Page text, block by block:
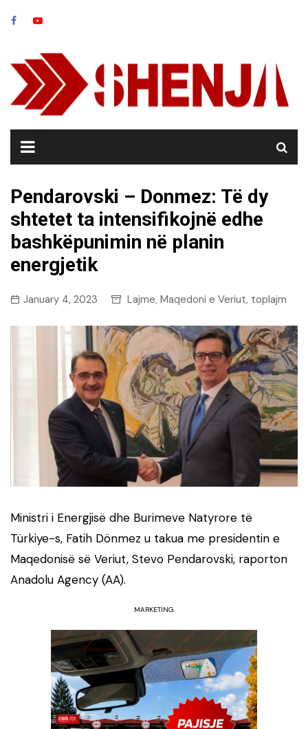
Pendarovski – Donmez: Të dy
shtetet ta intensifikojnë edhe
bashkëpunimin në planin
energjetik
January 4, 2023 Lajme, Maqedoni e Veriut, toplajm
Ministri i Energjisë dhe Burimeve Natyrore të
Türkiye-s, Fatih Dönmez u takua me presidentin e
Maqedonisë së Veriut, Stevo Pendarovski, raporton
Anadolu Agency (AA).
MARKETING